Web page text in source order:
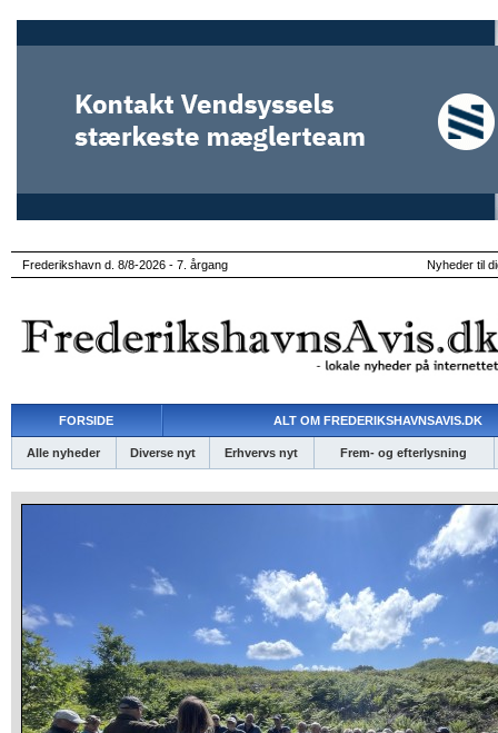
Frederikshavn d. 8/8-2026 - 7. årgang Nyheder til
FORSIDE ALT OM FREDERIKSHAVNSAVIS.DK
Alle nyheder Diverse nyt Erhvervs nyt Frem- og efterlysning